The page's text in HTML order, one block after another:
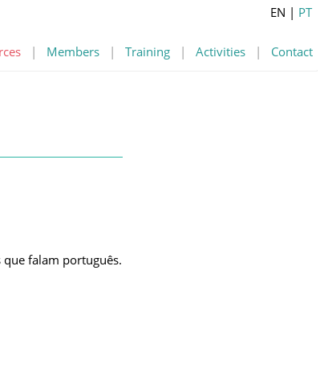
| Members | Training | Activities | Contact
EN | PT
falam português.